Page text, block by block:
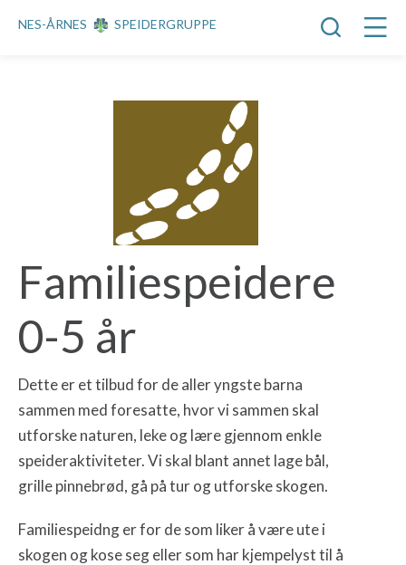
NES-ÅRNES SPEIDERGRUPPE
Familiespeidere
0-5 år
Dette er et tilbud for de aller yngste barna
sammen med foresatte, hvor vi sammen skal
utforske naturen, leke og lære gjennom enkle
speideraktiviteter. Vi skal blant annet lage bål,
grille pinnebrød, gå på tur og utforske skogen.
Familiespeidng er for de som liker å være ute i
skogen og kose seg eller som har kjempelyst til å